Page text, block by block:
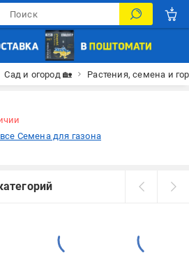
Сад и огород 🏡 Растения, семена и
Семена для газона